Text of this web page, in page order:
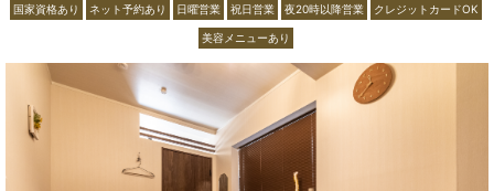
国家資格あり ネット予約あり 日曜営業 祝日営業 夜20時以降営業 クレジットカードOK
美容メニューあり